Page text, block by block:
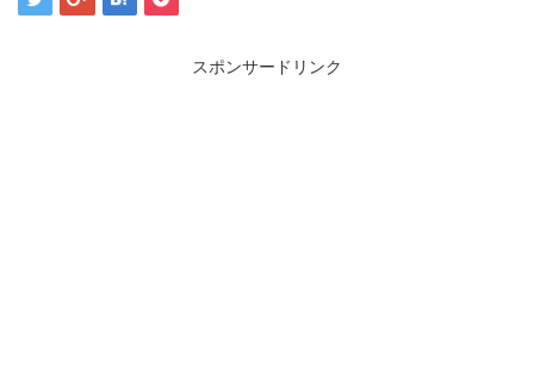
スポンサードリンク